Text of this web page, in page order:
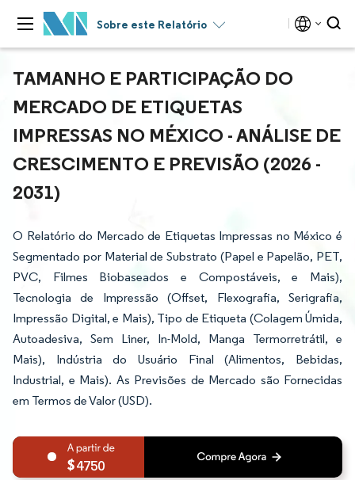
Sobre este Relatório
TAMANHO E PARTICIPAÇÃO DO
MERCADO DE ETIQUETAS
IMPRESSAS NO MÉXICO - ANÁLISE DE
CRESCIMENTO E PREVISÃO (2026 -
2031)
O Relatório do Mercado de Etiquetas Impressas no México é
Segmentado por Material de Substrato (Papel e Papelão, PET,
PVC, Filmes Biobaseados e Compostáveis, e Mais),
Tecnologia de Impressão (Offset, Flexografia, Serigrafia,
Impressão Digital, e Mais), Tipo de Etiqueta (Colagem Úmida,
Autoadesiva, Sem Liner, In-Mold, Manga Termorretrátil, e
Mais), Indústria do Usuário Final (Alimentos, Bebidas,
Industrial, e Mais). As Previsões de Mercado são Fornecidas
em Termos de Valor (USD).
4750